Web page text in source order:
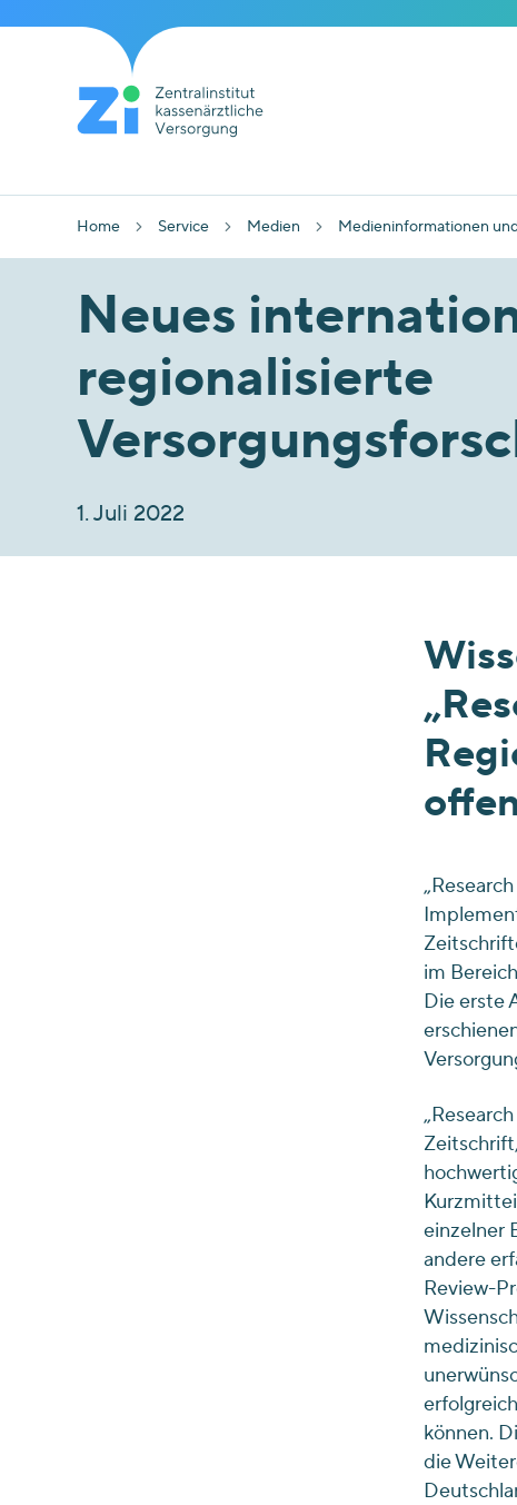
Home Service Medien Medieninformationen
Neues
regionalisierte
1. Juli 2022
im
Die erste
einzelner
andere
Review-
können.
die